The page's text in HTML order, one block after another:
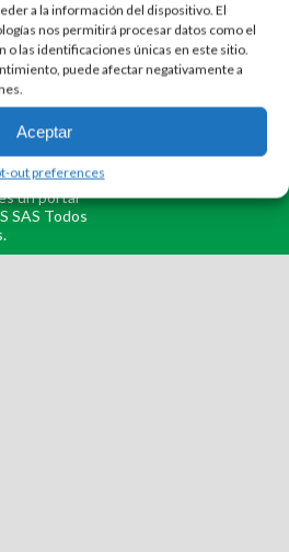
a la información del dispositivo. El
nos permitirá procesar datos como el
o las identificaciones únicas en este sitio.
puede afectar negativamente a
Aceptar
out preferences
un portal
SAS Todos